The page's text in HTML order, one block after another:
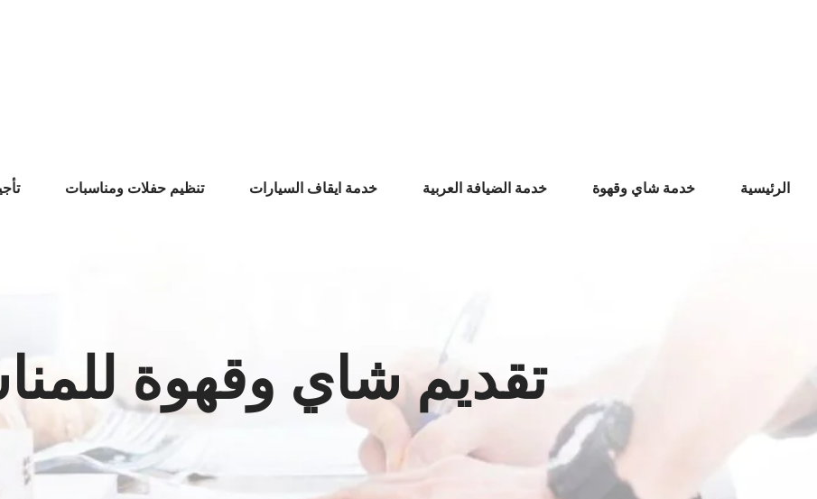
الرئيسية خدمة شاي وقهوة خدمة الضيافة العربية خدمة ايقاف السيارات تنظيم حفلات ومناسبات
تقديم شاي وقهوة